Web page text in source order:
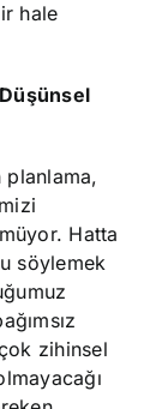
hale
planlama,
Hatta
söylemek
zihinsel